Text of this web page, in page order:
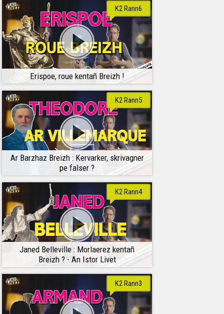
Erispoe, roue kentañ Breizh !
K2 Rann6
Ar Barzhaz Breizh : Kervarker, skrivagner
pe falser ?
K2 Rann5
Janed Belleville : Morlaerez kentañ
Breizh ? - An Istor Livet
K2 Rann4
K2 Rann3